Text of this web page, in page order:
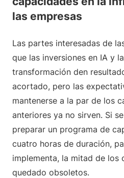
las empresas
Las partes interesadas de
que las inversiones en IA y
transformación den
acortado, pero las
mantenerse a la par de los
anteriores ya no sirven. Si
preparar un programa de
cuatro horas de duración,
implementa, la mitad de los
quedado obsoletos.